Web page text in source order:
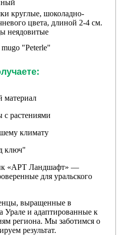
круглые, шоколадно-
цвета, длиной 2-4 см.
неядовитые
mugo "Peterle"
материал
растениями
климату
ключ"
«АРТ Ландшафт» —
для уральского
выращенные в
Урале и адаптированные к
региона. Мы заботимся о
результат.